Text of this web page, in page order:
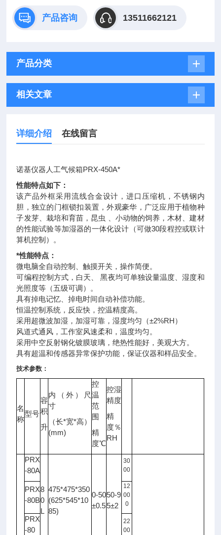
产品咨询 13511662121
产品分类
相关文章
详细介绍 在线留言
诺基仪器人工气候箱PRX-450A*
性能特点如下：
该产品外框采用流线合金设计，进口压缩机，不锈钢内
胆，独立的门框锁扣装置，外观豪华，广泛应用于植物种
子发芽、栽培和育苗，昆虫 、小动物的饲养，木材、建材
的性能试验等加湿器的一体化设计（可做30段程控或联计
算机控制）。
*性能特点：
微电脑全自动控制、触摸开关，操作简便。
可编程控制方式，白天、 黑夜均可单独设量温度、湿度和
光照度等（五级可调）。
具有掉电记忆、掉电时间自动补偿功能。
恒温控制系统，反应快，控温精度高。
采用超微波加湿，加湿可靠，湿度均匀（±2%RH）
风道式通风，工作室风速柔和，温度均匀。
采用中空反射钢化镀膜玻璃，绝热性能好，美观大方。
具有超温和传感器异常保护功能，保证仪器和样品安全。
技术参数：
名
称
型号
容
积
升
内（外）尺
寸
（长*宽*高）
(mm)
控
温
范
围
精
度℃
控湿
精度
精
度％
RH
PRX
-80A
8
0
L
475*475*350
(625*545*10
85)
0-50
±0.5
50-9
5±2
30
00
PRX
-80B
12
00
0
PRX
-80
22
00